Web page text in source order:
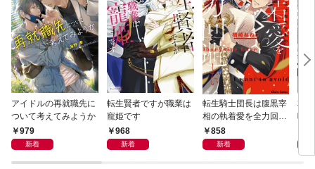
アイドルの再就職先に
ついて考えてみようか
979
新着
転生賢者ですが職業は
寵姫です
968
新着
転生騎士団長は腹黒宰
相の執着愛を全力回避
したい【SS付き電子
限定版】
858
新着
本
味